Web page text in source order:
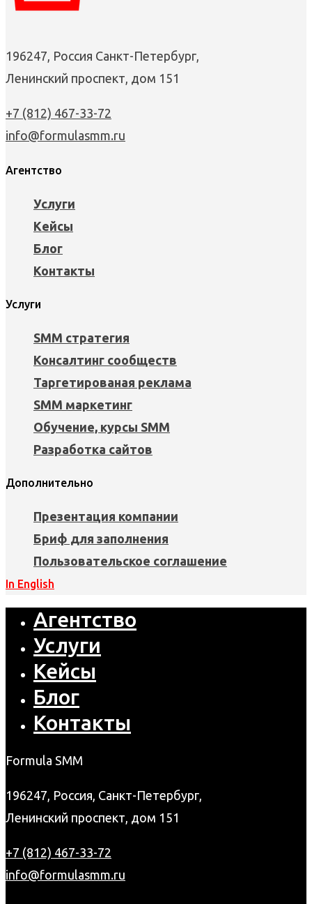
196247, Россия Санкт-Петербург,
Ленинский проспект, дом 151
+7 (812) 467-33-72
info@formulasmm.ru
Агентство
Услуги
Кейсы
Блог
Контакты
Услуги
SMM стратегия
Консалтинг сообществ
Таргетированая реклама
SMM маркетинг
Обучение, курсы SMM
Разработка сайтов
Дополнительно
Презентация компании
Бриф для заполнения
Пользовательское соглашение
In English
Агентство
Услуги
Кейсы
Блог
Контакты
Formula SMM
196247, Россия, Санкт-Петербург,
Ленинский проспект, дом 151
+7 (812) 467-33-72
info@formulasmm.ru